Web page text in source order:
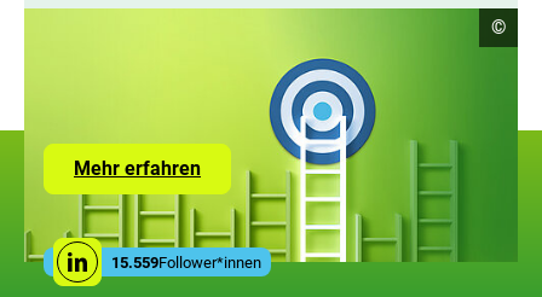
Mehr erfahrenZur
Seite
den
Leistungen
der
ZUG
Social
MediaLinkedin
15.559Follower*innen
©